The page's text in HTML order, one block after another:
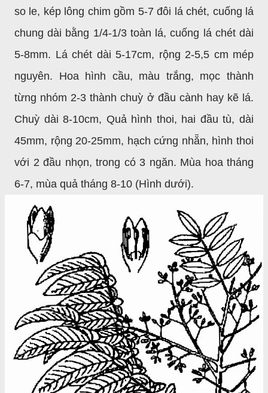
so le, kép lông chim gồm 5-7 đôi lá chét, cuống lá
chung dài bằng 1/4-1/3 toàn lá, cuống lá chét dài
5-8mm. Lá chét dài 5-17cm, rộng 2-5,5 cm mép
nguyên. Hoa hình cầu, màu trắng, mọc thành
từng nhóm 2-3 thành chuỳ ở đầu cành hay kẽ lá.
Chuỳ dài 8-10cm, Quả hình thoi, hai đầu tù, dài
45mm, rộng 20-25mm, hạch cứng nhẵn, hình thoi
với 2 đầu nhọn, trong có 3 ngăn. Mùa hoa tháng
6-7, mùa quả tháng 8-10 (Hình dưới).